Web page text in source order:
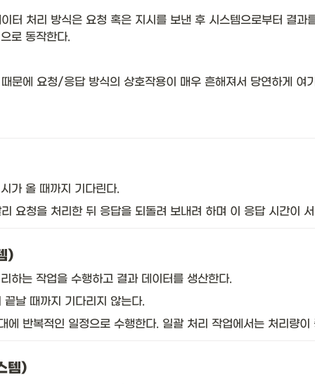
터 처리 방식은 요청 혹은 지시를 보낸 후 시스템으로부터 결
로 동작한다.
에 요청/응답 방식의 상호작용이 매우 흔해져서 당연하게 여
가 올 때까지 기다린다.
요청을 처리한 뒤 응답을 되돌려 보내려 하며 이 응답 시간이
)
하는 작업을 수행하고 결과 데이터를 생산한다.
날 때까지 기다리지 않는다.
에 반복적인 일정으로 수행한다. 일괄 처리 작업에서는 처리량이
템)